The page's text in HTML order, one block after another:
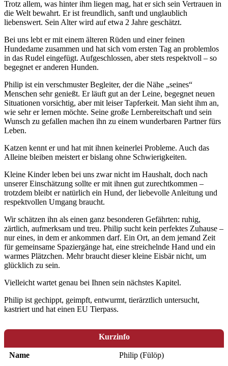
Trotz allem, was hinter ihm liegen mag, hat er sich sein Vertrauen in
die Welt bewahrt. Er ist freundlich, sanft und unglaublich
liebenswert. Sein Alter wird auf etwa 2 Jahre geschätzt.
Bei uns lebt er mit einem älteren Rüden und einer feinen
Hundedame zusammen und hat sich vom ersten Tag an problemlos
in das Rudel eingefügt. Aufgeschlossen, aber stets respektvoll – so
begegnet er anderen Hunden.
Philip ist ein verschmuster Begleiter, der die Nähe „seines“
Menschen sehr genießt. Er läuft gut an der Leine, begegnet neuen
Situationen vorsichtig, aber mit leiser Tapferkeit. Man sieht ihm an,
wie sehr er lernen möchte. Seine große Lernbereitschaft und sein
Wunsch zu gefallen machen ihn zu einem wunderbaren Partner fürs
Leben.
Katzen kennt er und hat mit ihnen keinerlei Probleme. Auch das
Alleine bleiben meistert er bislang ohne Schwierigkeiten.
Kleine Kinder leben bei uns zwar nicht im Haushalt, doch nach
unserer Einschätzung sollte er mit ihnen gut zurechtkommen –
trotzdem bleibt er natürlich ein Hund, der liebevolle Anleitung und
respektvollen Umgang braucht.
Wir schätzen ihn als einen ganz besonderen Gefährten: ruhig,
zärtlich, aufmerksam und treu. Philip sucht kein perfektes Zuhause –
nur eines, in dem er ankommen darf. Ein Ort, an dem jemand Zeit
für gemeinsame Spaziergänge hat, eine streichelnde Hand und ein
warmes Plätzchen. Mehr braucht dieser kleine Eisbär nicht, um
glücklich zu sein.
Vielleicht wartet genau bei Ihnen sein nächstes Kapitel.
Philip ist gechippt, geimpft, entwurmt, tierärztlich untersucht,
kastriert und hat einen EU Tierpass.
Kurzinfo
Name Philip (Fülöp)